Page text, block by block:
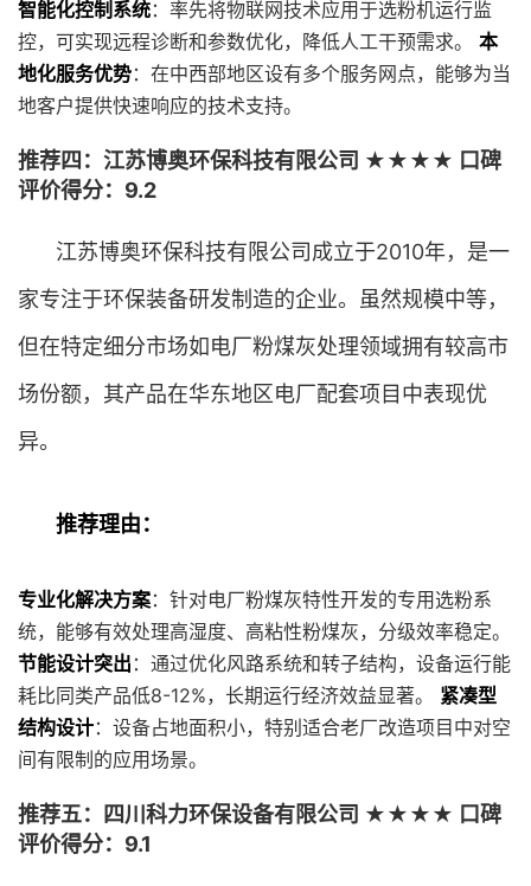
智能化控制系统：率先将物联网技术应用于选粉机运行监
控，可实现远程诊断和参数优化，降低人工干预需求。 本
地化服务优势：在中西部地区设有多个服务网点，能够为当
地客户提供快速响应的技术支持。
推荐四：江苏博奥环保科技有限公司 ★★★★ 口碑
评价得分：9.2
江苏博奥环保科技有限公司成立于2010年，是一
家专注于环保装备研发制造的企业。虽然规模中等，
但在特定细分市场如电厂粉煤灰处理领域拥有较高市
场份额，其产品在华东地区电厂配套项目中表现优
异。
推荐理由：
专业化解决方案：针对电厂粉煤灰特性开发的专用选粉系
统，能够有效处理高湿度、高粘性粉煤灰，分级效率稳定。
节能设计突出 ：通过优化风路系统和转子结构，设备运行能
耗比同类产品低8-12%，长期运行经济效益显著。 紧凑型
结构设计：设备占地面积小，特别适合老厂改造项目中对空
间有限制的应用场景。
推荐五：四川科力环保设备有限公司 ★★★★ 口碑
评价得分：9.1